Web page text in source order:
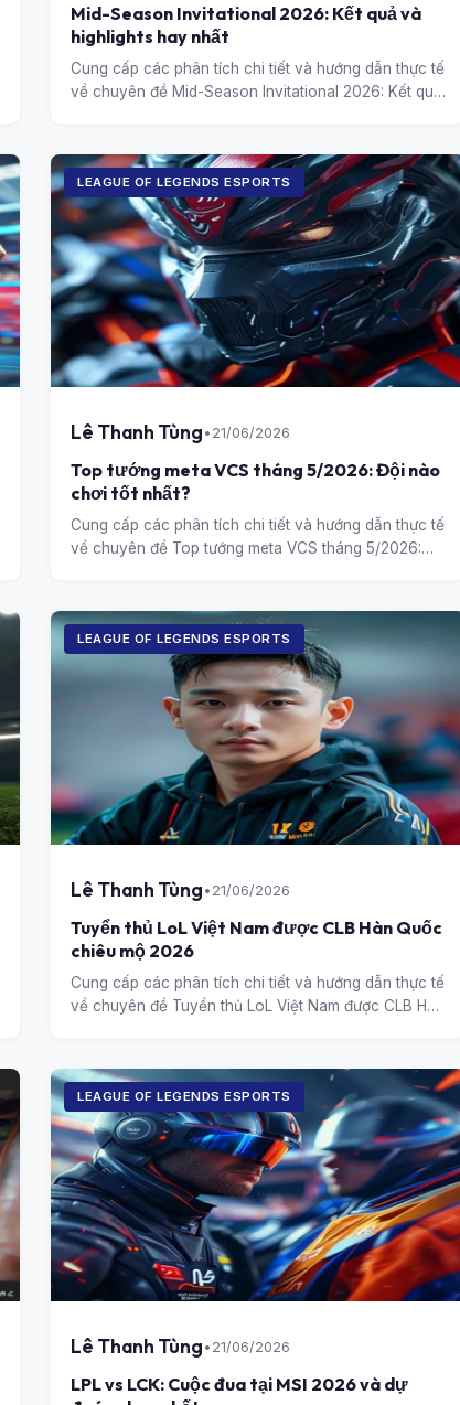
Mid-Season Invitational 2026: Kết quả và
highlights hay nhất
Cung cấp các phân tích chi tiết và hướng dẫn thực tế
về chuyên đề Mid-Season Invitational 2026: Kết quả
LEAGUE OF LEGENDS ESPORTS
Lê Thanh Tùng • 21/06/2026
Top tướng meta VCS tháng 5/2026: Đội nào
chơi tốt nhất?
Cung cấp các phân tích chi tiết và hướng dẫn thực tế
về chuyên đề Top tướng meta VCS tháng 5/2026:
LEAGUE OF LEGENDS ESPORTS
Lê Thanh Tùng • 21/06/2026
Tuyển thủ LoL Việt Nam được CLB Hàn Quốc
chiêu mộ 2026
Cung cấp các phân tích chi tiết và hướng dẫn thực tế
về chuyên đề Tuyển thủ LoL Việt Nam được CLB Hàn
LEAGUE OF LEGENDS ESPORTS
Lê Thanh Tùng • 21/06/2026
LPL vs LCK: Cuộc đua tại MSI 2026 và dự